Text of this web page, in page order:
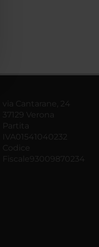
via Cantarane, 24
37129 Verona
Partita
IVA01541040232
Codice
Fiscale93009870234